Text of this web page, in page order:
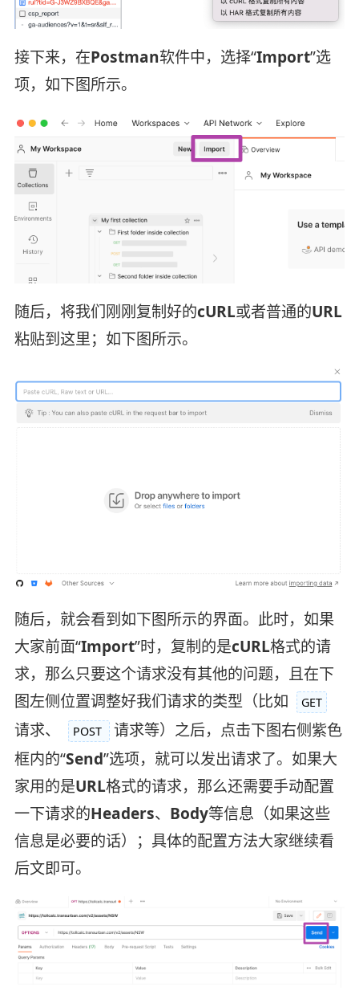
接下来，在Postman软件中，选择“Import”选
项，如下图所示。
随后，将我们刚刚复制好的cURL或者普通的URL
粘贴到这里；如下图所示。
随后，就会看到如下图所示的界面。此时，如果
大家前面“Import”时，复制的是cURL格式的请
求，那么只要这个请求没有其他的问题，且在下
图左侧位置调整好我们请求的类型（比如
GET
请求、 POST
请求等）之后，点击下图右侧紫色
框内的“Send”选项，就可以发出请求了。如果大
家用的是URL格式的请求，那么还需要手动配置
一下请求的Headers、 Body等信息（如果这些
信息是必要的话）；具体的配置方法大家继续看
后文即可。